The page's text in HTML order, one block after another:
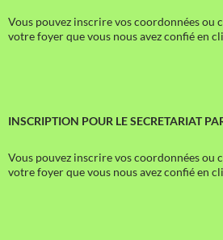
Vous pouvez inscrire vos coordonnées ou
votre foyer que vous nous avez confié en
INSCRIPTION POUR LE SECRETARIAT
Vous pouvez inscrire vos coordonnées ou
votre foyer que vous nous avez confié en